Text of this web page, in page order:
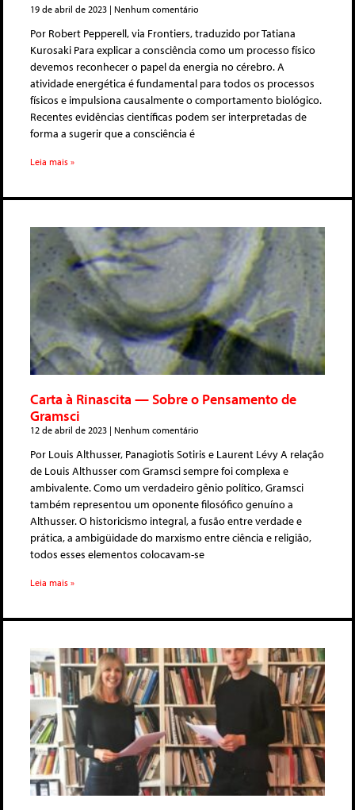
19 de abril de 2023 Nenhum comentário
Por Robert Pepperell, via Frontiers, traduzido por Tatiana
Kurosaki Para explicar a consciência como um processo físico
devemos reconhecer o papel da energia no cérebro. A
atividade energética é fundamental para todos os processos
físicos e impulsiona causalmente o comportamento biológico.
Recentes evidências científicas podem ser interpretadas de
forma a sugerir que a consciência é
Leia mais »
Carta à Rinascita — Sobre o Pensamento de
Gramsci
12 de abril de 2023 Nenhum comentário
Por Louis Althusser, Panagiotis Sotiris e Laurent Lévy A relação
de Louis Althusser com Gramsci sempre foi complexa e
ambivalente. Como um verdadeiro gênio político, Gramsci
também representou um oponente filosófico genuíno a
Althusser. O historicismo integral, a fusão entre verdade e
prática, a ambigüidade do marxismo entre ciência e religião,
todos esses elementos colocavam-se
Leia mais »